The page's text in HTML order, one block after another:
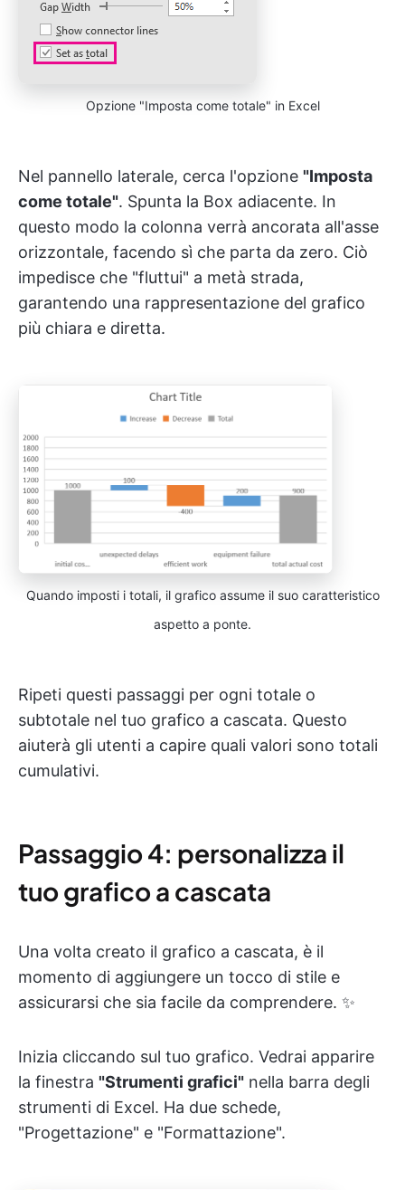
Opzione "Imposta come totale" in Excel
Nel pannello laterale, cerca l'opzione "Imposta
come totale". Spunta la Box adiacente. In
questo modo la colonna verrà ancorata all'asse
orizzontale, facendo sì che parta da zero. Ciò
impedisce che "fluttui" a metà strada,
garantendo una rappresentazione del grafico
più chiara e diretta.
Quando imposti i totali, il grafico assume il suo caratteristico
aspetto a ponte.
Ripeti questi passaggi per ogni totale o
subtotale nel tuo grafico a cascata. Questo
aiuterà gli utenti a capire quali valori sono totali
cumulativi.
Passaggio 4: personalizza il
tuo grafico a cascata
Una volta creato il grafico a cascata, è il
momento di aggiungere un tocco di stile e
assicurarsi che sia facile da comprendere. ✨
Inizia cliccando sul tuo grafico. Vedrai apparire
la finestra "Strumenti grafici" nella barra degli
strumenti di Excel. Ha due schede,
"Progettazione" e "Formattazione".